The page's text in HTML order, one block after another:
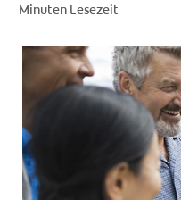
Minuten Lesezeit